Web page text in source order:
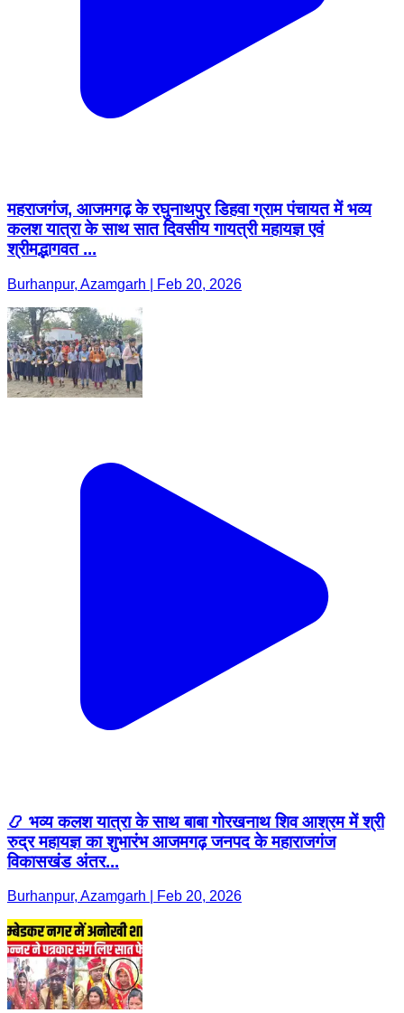
महराजगंज, आजमगढ़ के रघुनाथपुर डिहवा ग्राम पंचायत में भव्य
कलश यात्रा के साथ सात दिवसीय गायत्री महायज्ञ एवं
श्रीमद्भागवत ...
Burhanpur, Azamgarh | Feb 20, 2026
📿 भव्य कलश यात्रा के साथ बाबा गोरखनाथ शिव आश्रम में श्री
रुद्र महायज्ञ का शुभारंभ आजमगढ़ जनपद के महाराजगंज
विकासखंड अंतर...
Burhanpur, Azamgarh | Feb 20, 2026